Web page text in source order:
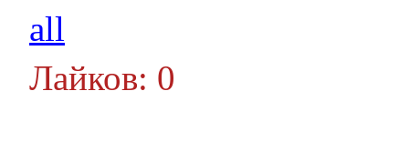
all
Лайков: 0